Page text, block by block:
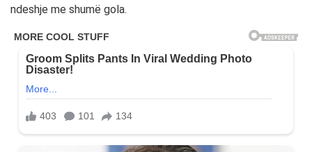
ndeshje me shumë gola.